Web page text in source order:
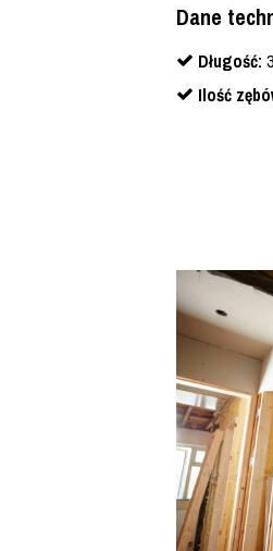
Dane
Długość:
Ilość